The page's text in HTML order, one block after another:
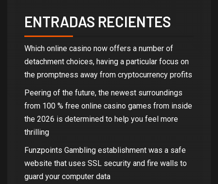
ENTRADAS RECIENTES
Which online casino now offers a number of
detachment choices, having a particular focus on
the promptness away from cryptocurrency profits
Peering of the future, the newest surroundings
from 100 % free online casino games from inside
the 2026 is determined to help you feel more
thrilling
Funzpoints Gambling establishment was a safe
website that uses SSL security and fire walls to
guard your computer data